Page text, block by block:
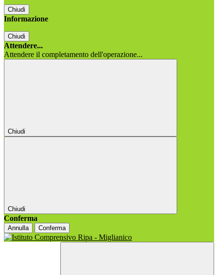
Chiudi
Informazione
Chiudi
Attendere...
Attendere il completamento dell'operazione...
Chiudi
Chiudi
Conferma
Annulla Conferma